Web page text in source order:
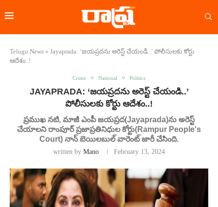
Telugu News » Jayaprada: ‘జయప్రదను అరెస్ట్ చేయండి..’ పోలీసులకు కోర్టు
ఆదేశం..!
Crime National Politics
JAYAPRADA: ‘జయప్రదను అరెస్ట్ చేయండి..’
పోలీసులకు కోర్టు ఆదేశం..!
ప్రముఖ నటి, మాజీ ఎంపీ జయప్రద(Jayaprada)ను అరెస్ట్
చేయాలని రాంపూర్ ప్రజాప్రతినిధుల కోర్టు(Rampur People's
Court) నాన్​ బెయిలబుల్ వారెంట్ జారీ చేసింది.
written by Mano February 13, 2024